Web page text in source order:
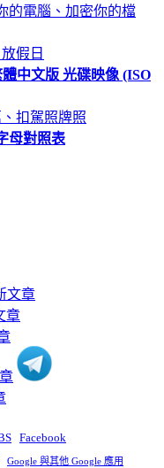
的電腦、加密你的檔
假日
中文版 光碟映像 (ISO
扣駕照牌照
母對照表
Facebook
Google 與其他 Google 應用